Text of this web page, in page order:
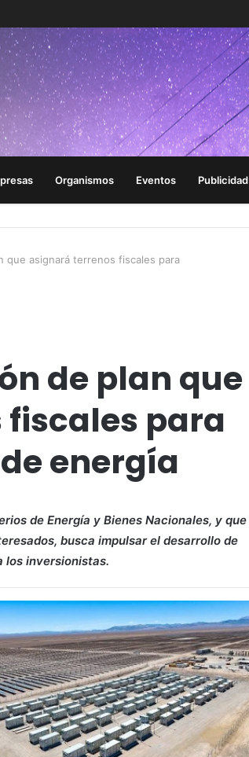
Organismos Eventos Publicidad
que asignará terrenos fiscales para
de plan que
para
energía
de Energía y Bienes Nacionales, y que
busca impulsar el desarrollo de
los inversionistas.